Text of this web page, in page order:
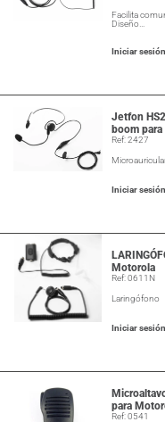
Facilita
Diseño…
Iniciar
Jetfon
boom
Ref: 2427
Iniciar
Motorola
Ref: 0611N
Laringófono
Iniciar
para
Ref: 0541